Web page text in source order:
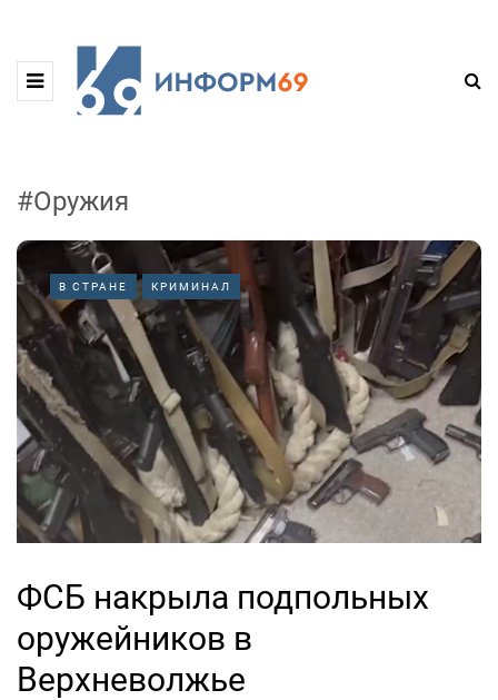
#Оружия
В СТРАНЕ КРИМИНАЛ
ФСБ накрыла подпольных
оружейников в
Верхневолжье